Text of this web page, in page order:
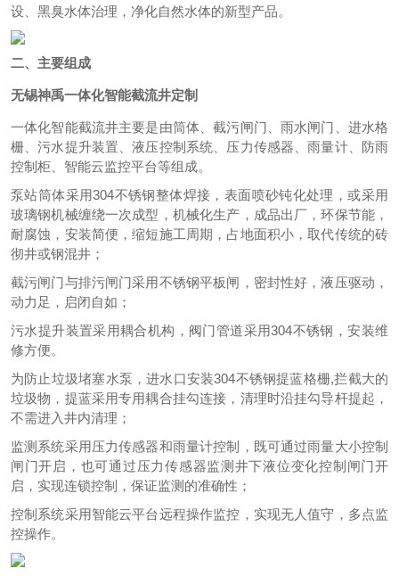
设、黑臭水体治理，净化自然水体的新型产品。
二、主要组成
无锡神禹一体化智能截流井定制
一体化智能截流井主要是由筒体、截污闸门、雨水闸门、进水格
栅、污水提升装置、液压控制系统、压力传感器、雨量计、防雨
控制柜、智能云监控平台等组成。
泵站筒体采用304不锈钢整体焊接，表面喷砂钝化处理，或采用
玻璃钢机械缠绕一次成型，机械化生产，成品出厂，环保节能，
耐腐蚀，安装简便，缩短施工周期，占地面积小，取代传统的砖
彻井或钢混井；
截污闸门与排污闸门采用不锈钢平板闸，密封性好，液压驱动，
动力足，启闭自如；
污水提升装置采用耦合机构，阀门管道采用304不锈钢，安装维
修方便。
为防止垃圾堵塞水泵，进水口安装304不锈钢提蓝格栅,拦截大的
垃圾物，提蓝采用专用耦合挂勾连接，清理时沿挂勾导杆提起，
不需进入井内清理；
监测系统采用压力传感器和雨量计控制，既可通过雨量大小控制
闸门开启，也可通过压力传感器监测井下液位变化控制闸门开
启，实现连锁控制，保证监测的准确性；
控制系统采用智能云平台远程操作监控，实现无人值守，多点监
控操作。